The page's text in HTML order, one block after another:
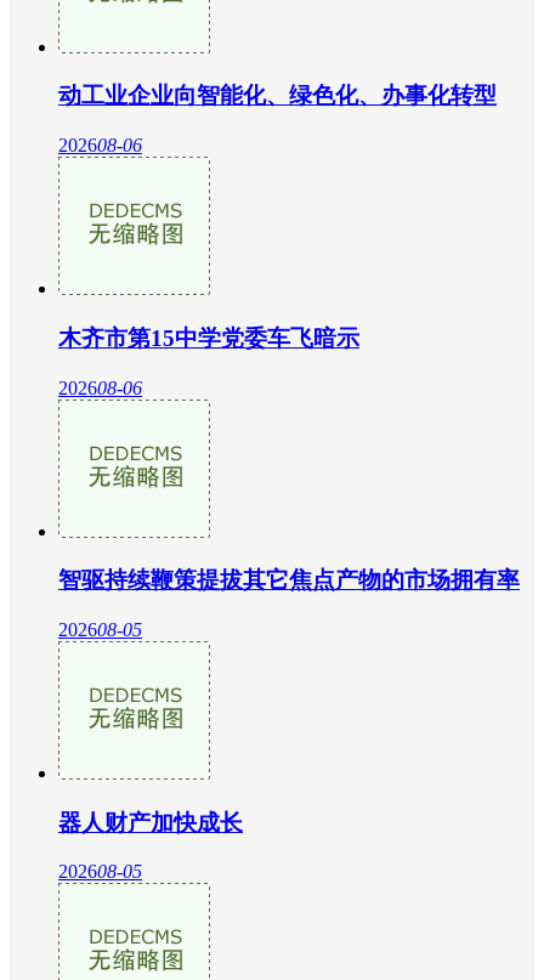
动工业企业向智能化、绿色化、办事化转型
202608-06
木齐市第15中学党委车飞暗示
202608-06
智驱持续鞭策提拔其它焦点产物的市场拥有率
202608-05
器人财产加快成长
202608-05